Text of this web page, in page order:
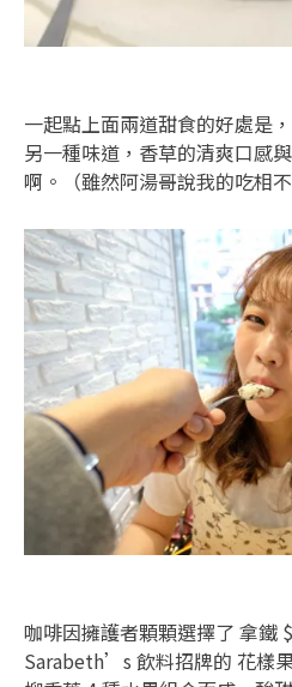
一起點上面兩道甜食的好處是
另一種味道，香草的清爽口感
啊。（雖然阿湯哥說我的吃相不
咖啡因擁護者顆顆選擇了 拿鐵
Sarabeth’s 飲料招牌的 花樣